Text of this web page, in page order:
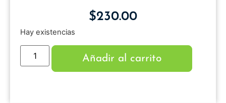
$230.00
Hay existencias
Añadir al carrito